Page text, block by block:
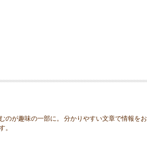
のが趣味の一部に。 分かりやすい文章で情報をお
。